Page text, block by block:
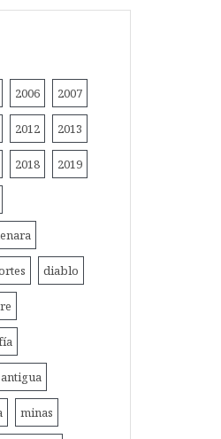
2006 2007
2012 2013
2018 2019
diablo
minas